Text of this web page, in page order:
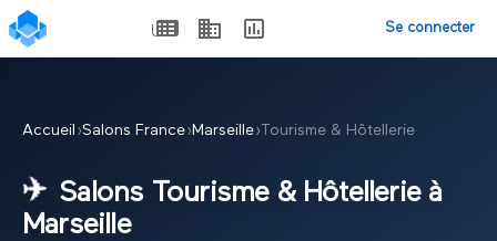
Se connecter
Accueil ›Salons France›Marseille› Tourisme & Hôtellerie
✈️ Salons Tourisme & Hôtellerieà
Marseille